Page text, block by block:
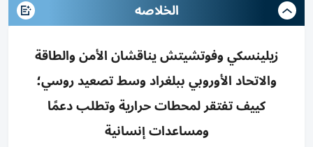
الخلاصه
زيلينسكي وفوتشيتش يناقشان الأمن والطاقة
والاتحاد الأوروبي ببلغراد وسط تصعيد روسي؛
كييف تفتقر لمحطات حرارية وتطلب دعمًا
ومساعدات إنسانية